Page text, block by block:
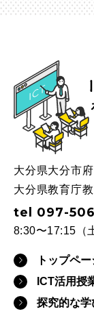
ICT
大分県大分市
大分県教育庁
tel 097-
8:30〜17:15（
トップペー
ICT活用授
探究的な学